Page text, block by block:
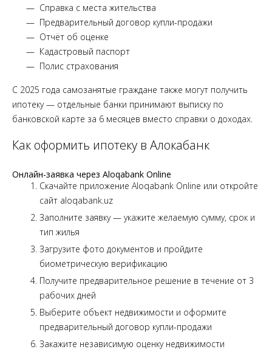
Справка с места жительства
Предварительный договор купли-продажи
Отчёт об оценке
Кадастровый паспорт
Полис страхования
С 2025 года самозанятые граждане также могут получить
ипотеку — отдельные банки принимают выписку по
банковской карте за 6 месяцев вместо справки о доходах.
Как оформить ипотеку в Алокабанк
Онлайн-заявка через Aloqabank Online
Скачайте приложение Aloqabank Online или откройте
сайт aloqabank.uz
Заполните заявку — укажите желаемую сумму, срок и
тип жилья
Загрузите фото документов и пройдите
биометрическую верификацию
Получите предварительное решение в течение от 3
рабочих дней
Выберите объект недвижимости и оформите
предварительный договор купли-продажи
Закажите независимую оценку недвижимости